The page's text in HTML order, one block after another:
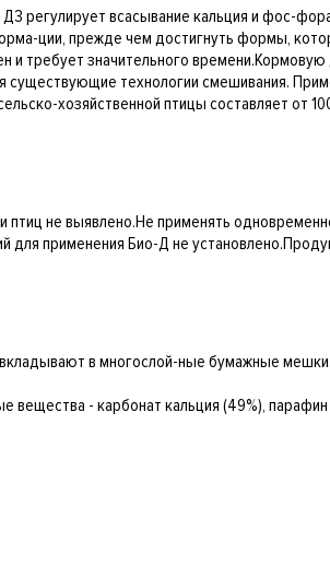
регулирует всасывание кальция и фос-
ции, прежде чем достигнуть формы,
и требует значительного
технологии смешивания.
хозяйственной птицы составляет от
не выявлено.Не применять
применения Био-Д не
в многослой-ные бумажные мешки.
- карбонат кальция (49%),